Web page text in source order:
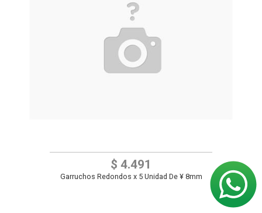
$ 4.491
Garruchos Redondos x 5 Unidad De ¥ 8mm